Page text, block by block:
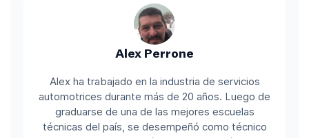
Alex Perrone
Alex ha trabajado en la industria de servicios
automotrices durante más de 20 años. Luego de
graduarse de una de las mejores escuelas
técnicas del país, se desempeñó como técnico